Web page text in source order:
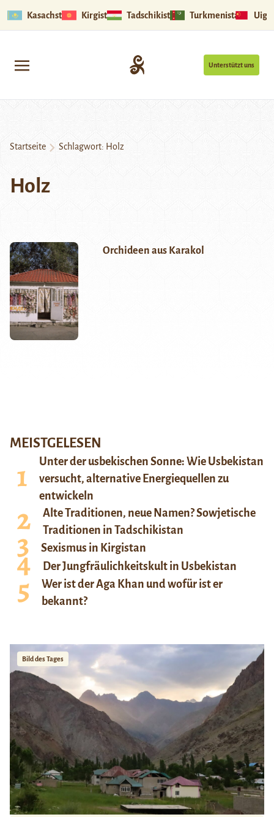
Kasachstan Kirgistan Tadschikistan Turkmenistan
Unterstützt uns
Startseite Schlagwort: Holz
Holz
Orchideen aus Karakol
MEISTGELESEN
Unter der usbekischen Sonne: Wie Usbekistan
versucht, alternative Energiequellen zu
entwickeln
Alte Traditionen, neue Namen? Sowjetische
Traditionen in Tadschikistan
Sexismus in Kirgistan
Der Jungfräulichkeitskult in Usbekistan
Wer ist der Aga Khan und wofür ist er
bekannt?
Bild des Tages